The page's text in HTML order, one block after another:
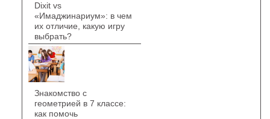
Dixit vs
«Имаджинариум»: в чем
их отличие, какую игру
выбрать?
Знакомство с
геометрией в 7 классе:
как помочь